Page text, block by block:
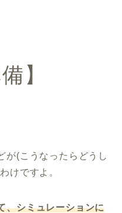
】
が(こうなったらどうし
けですよ。
、シミュレーションに